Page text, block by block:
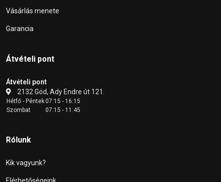
Vásárlás menete
Garancia
Átvételi pont
Átvételi pont
2132 Göd, Ady Endre út 121.
Hétfő - Péntek07:15 - 16:15
Szombat
07:15 - 11:45
Rólunk
Kik vagyunk?
Elérhetőségeink